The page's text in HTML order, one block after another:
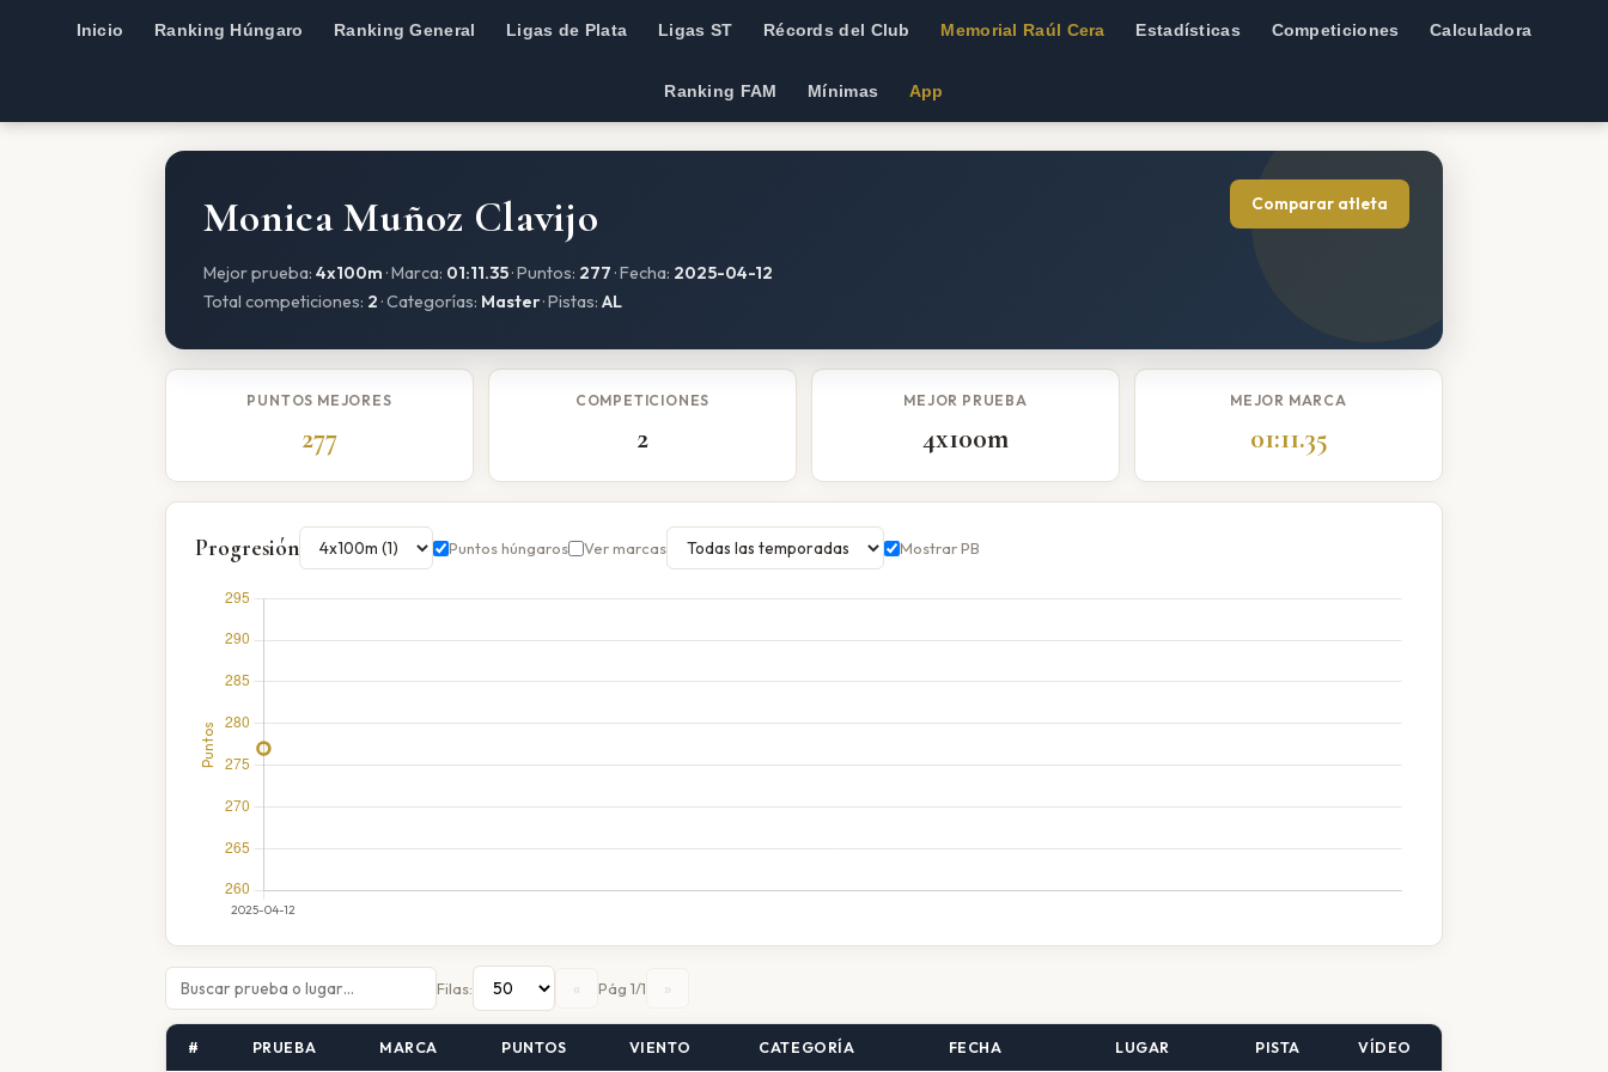
Inicio Ranking Húngaro Ranking General Ligas de Plata Ligas ST Récords del Club Memorial Raúl Cera Estadísticas Competiciones Calculadora
Ranking FAM Mínimas App
Comparar atleta
Monica Muñoz Clavijo
Mejor prueba: 4x100m · Marca: 01:11.35· Puntos: 277 · Fecha: 2025-04-12
Total competiciones: 2 · Categorías: Master· Pistas: AL
PUNTOS MEJORES
277
COMPETICIONES
2
MEJOR PRUEBA
4x100m
MEJOR MARCA
01:11.35
Progresión Puntos húngaros Ver marcas Mostrar PB
Filas: « Pág 1/1 »
# PRUEBA MARCA PUNTOS VIENTO CATEGORÍA FECHA LUGAR PISTA VÍDEO